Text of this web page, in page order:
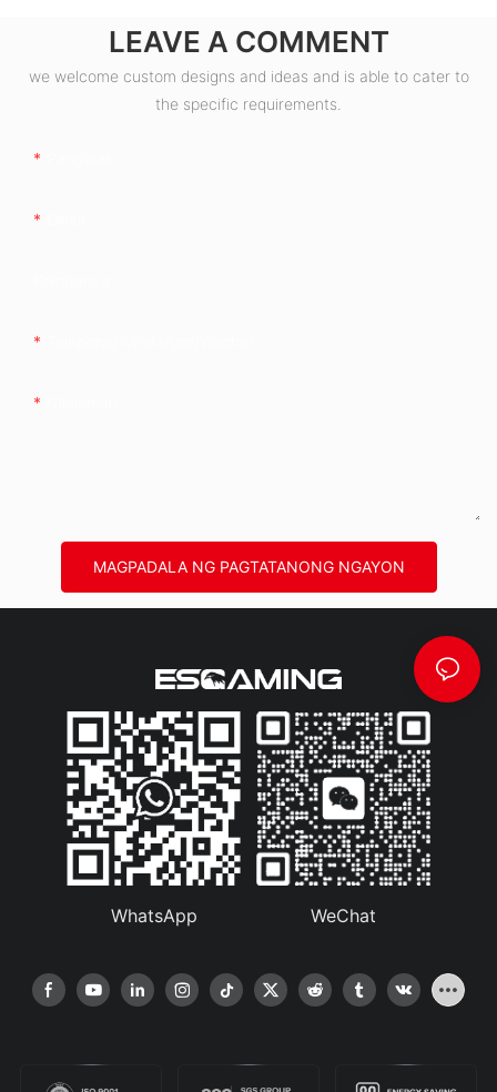
LEAVE A COMMENT
we welcome custom designs and ideas and is able to cater to
the specific requirements.
MAGPADALA NG PAGTATANONG NGAYON
WhatsApp WeChat